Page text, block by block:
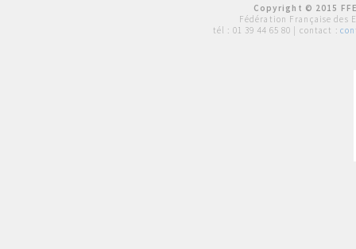
Copyright © 2015
Fédération Française des
tél : 01 39 44 65 80 | contact :